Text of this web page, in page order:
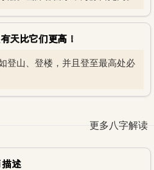
天比它们更高！
登山、登楼，并且登至最高处必
更多八字解读
述